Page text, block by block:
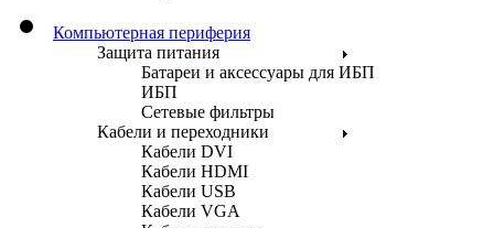
Компьютерная периферия
Защита питания
Батареи и аксессуары для ИБП
ИБП
Сетевые фильтры
Кабели и переходники
Кабели DVI
Кабели HDMI
Кабели USB
Кабели VGA